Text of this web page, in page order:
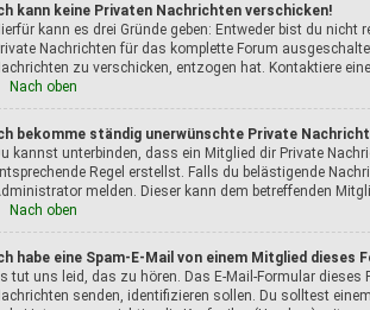
kann keine Privaten Nachrichten verschicken!
kann es drei Gründe geben: Entweder bist du
Nachrichten für das komplette Forum
zu verschicken, entzogen hat. Kontaktiere
Nach oben
bekomme ständig unerwünschte Private
kannst unterbinden, dass ein Mitglied dir Private
Regel erstellst. Falls du belästigende
melden. Dieser kann dem betreffenden
Nach oben
habe eine Spam-E-Mail von einem Mitglied dieses
tut uns leid, das zu hören. Das E-Mail-Formular
senden, identifizieren sollen. Du solltest